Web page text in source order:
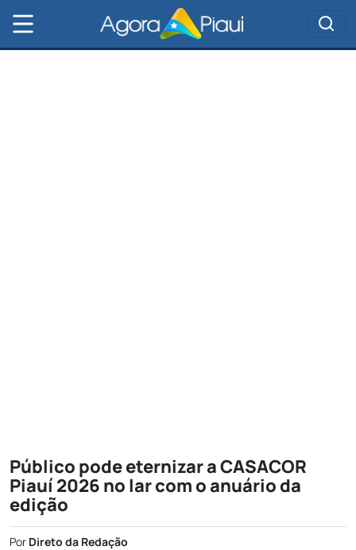
Público pode eternizar a CASACOR
Piauí 2026 no lar com o anuário da
edição
Por Direto da Redação